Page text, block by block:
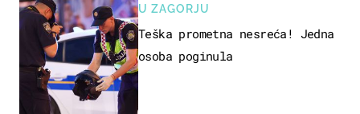
U ZAGORJU
Teška prometna nesreća! Jedna
osoba poginula